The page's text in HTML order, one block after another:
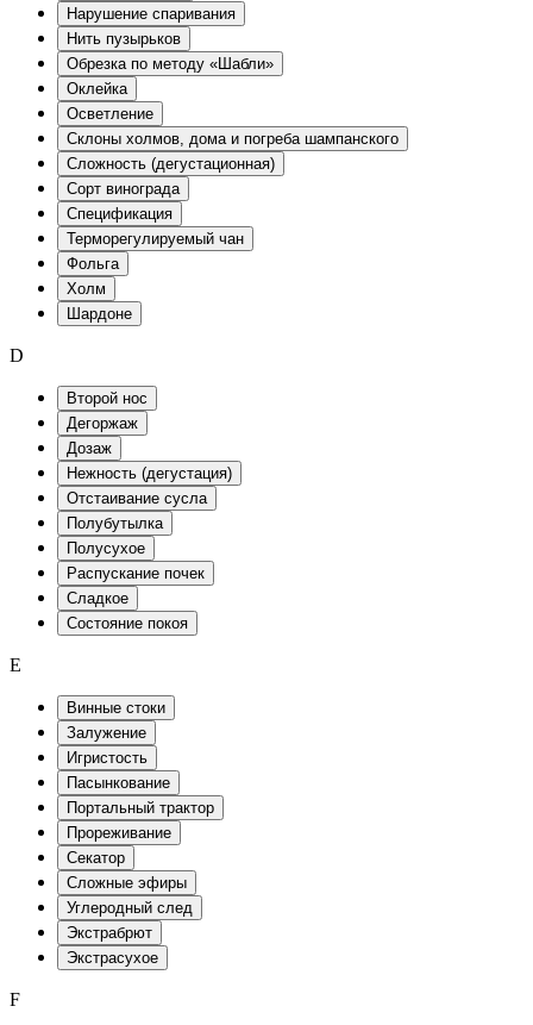
Нарушение спаривания
Нить пузырьков
Обрезка по методу «Шабли»
Оклейка
Осветление
Склоны холмов, дома и погреба шампанского
Сложность (дегустационная)
Сорт винограда
Спецификация
Терморегулируемый чан
Фольга
Холм
Шардоне
D
Второй нос
Дегоржаж
Дозаж
Нежность (дегустация)
Отстаивание сусла
Полубутылка
Полусухое
Распускание почек
Сладкое
Состояние покоя
E
Винные стоки
Залужение
Игристость
Пасынкование
Портальный трактор
Прореживание
Секатор
Сложные эфиры
Углеродный след
Экстрабрют
Экстрасухое
F